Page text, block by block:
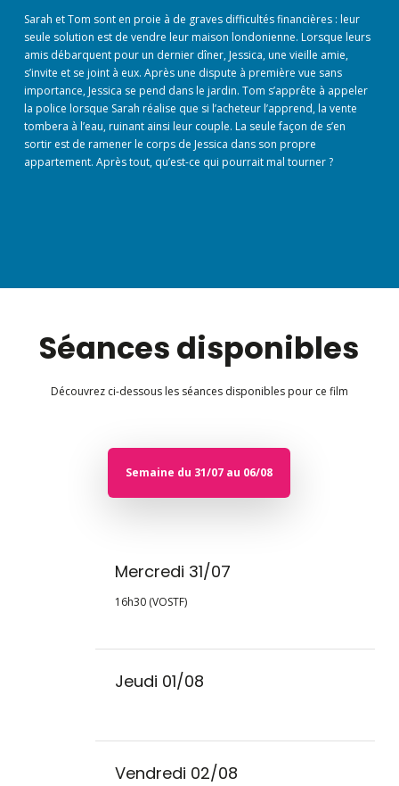
Sarah et Tom sont en proie à de graves difficultés financières : leur
seule solution est de vendre leur maison londonienne. Lorsque leurs
amis débarquent pour un dernier dîner, Jessica, une vieille amie,
s’invite et se joint à eux. Après une dispute à première vue sans
importance, Jessica se pend dans le jardin. Tom s’apprête à appeler
la police lorsque Sarah réalise que si l’acheteur l’apprend, la vente
tombera à l’eau, ruinant ainsi leur couple. La seule façon de s’en
sortir est de ramener le corps de Jessica dans son propre
appartement. Après tout, qu’est-ce qui pourrait mal tourner ?
Séances disponibles
Découvrez ci-dessous les séances disponibles pour ce film
Semaine du 31/07 au 06/08
Mercredi 31/07
16h30 (VOSTF)
Jeudi 01/08
Vendredi 02/08